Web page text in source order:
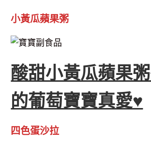
小黃瓜蘋果粥
酸甜小黃瓜蘋果
的葡萄寶寶真愛♥
四色蛋沙拉